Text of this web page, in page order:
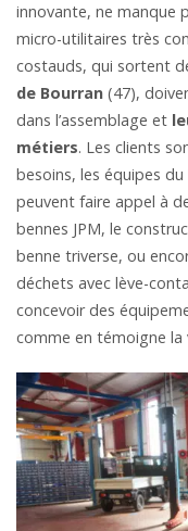
innovante, ne manque
micro-utilitaires très
costauds, qui sortent
de Bourran (47),
dans l’assemblage et
métiers. Les clients
besoins, les équipes
peuvent faire appel à
bennes JPM, le
benne triverse, ou
déchets avec lève-
concevoir des
comme en témoigne